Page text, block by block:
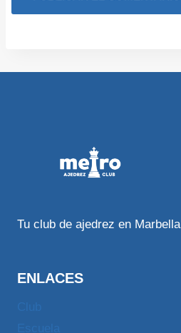
Tu club de ajedrez en Marbella
ENLACES